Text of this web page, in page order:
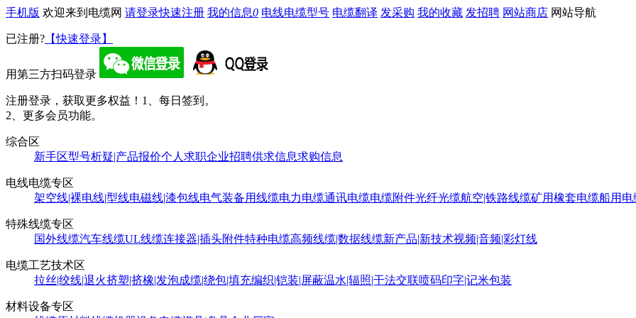
手机版 欢迎来到电缆网 请登录快速注册 我的信息0 电线电缆型号 电缆翻译 发采购 我的收藏 发招聘 网站商店 网站导航
已注册? 【快速登录】
用第三方扫码登录
注册登录，获取更多权益！ 1、每日签到。
2、更多会员功能。
综合区
新手区型号析疑|产品报价个人求职企业招聘供求信息求购信息
电线电缆专区
架空线|裸电线|型线电磁线|漆包线电气装备用线缆电力电缆通讯电缆电缆附件光纤光缆航空|铁路线缆矿用橡套电缆船用电
特殊线缆专区
国外线缆汽车线缆UL线缆连接器|插头附件特种电缆高频线缆|数据线缆新产品|新技术视频|音频|彩灯线
电缆工艺技术区
拉丝|绞线|退火挤塑|挤橡|发泡成缆|绕包|填充编织|铠装|屏蔽温水|辐照|干法交联喷码印字|记米包装
材料设备专区